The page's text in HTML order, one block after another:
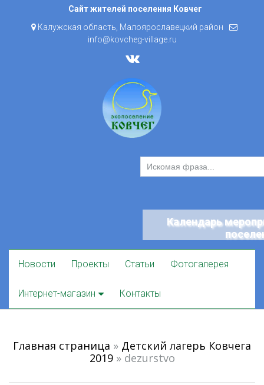
Skip
content
Сайт жителей поселения Ковчег
Калужская область, Малоярославецкий район
info@kovcheg-village.ru
Календарь
Новости Проекты Статьи Фотогалерея
Интернет-магазин Контакты
Главная страница » Детский лагерь Ковчега
2019» dezurstvo